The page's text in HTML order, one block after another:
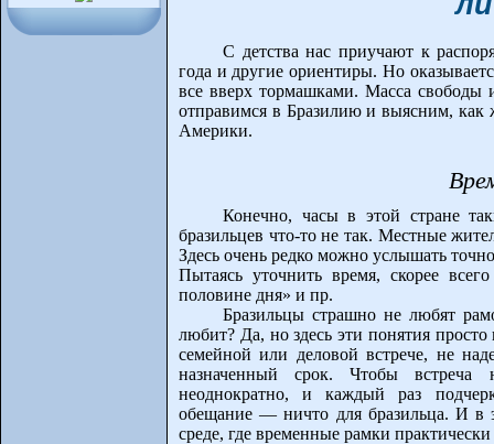
С детства нас приучают к
года и другие ориентиры. Но
все вверх тормашками. Масса свободы
отправимся в Бразилию и выясним,
Америки.
Конечно, часы в этой стране
бразильцев что-то не так. Местные
Здесь очень редко можно услышать
Пытаясь уточнить время, скорее
половине дня» и пр.
Бразильцы страшно не любят
любит? Да, но здесь эти понятия
семейной или деловой встрече, не
назначенный срок. Чтобы встреча
неоднократно, и каждый раз
обещание — ничто для бразильца. И в
среде, где временные рамки практически